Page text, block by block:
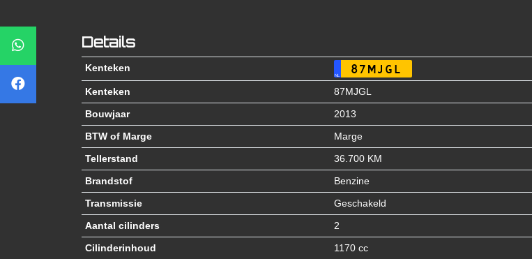
Details
Kenteken
NL 87MJGL
Kenteken
87MJGL
Bouwjaar
2013
BTW of Marge
Marge
Tellerstand
36.700 KM
Brandstof
Benzine
Transmissie
Geschakeld
Aantal cilinders
2
Cilinderinhoud
1170 cc